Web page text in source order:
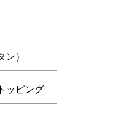
）
ッピング